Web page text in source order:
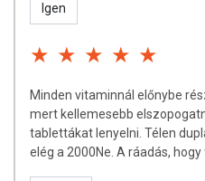
hogy ennek ellenére a
termékfotókat, tápérték-,
tájékoztató jellegűek, a tényleges
természetéből adódóan. A friss,
Az étrend-kiegészítők az
szerint élelmiszereknek
Igen
Minden vitaminnál előnybe
mert kellemesebb
tablettákat lenyelni. Télen
elég a 2000Ne. A ráadás, hogy